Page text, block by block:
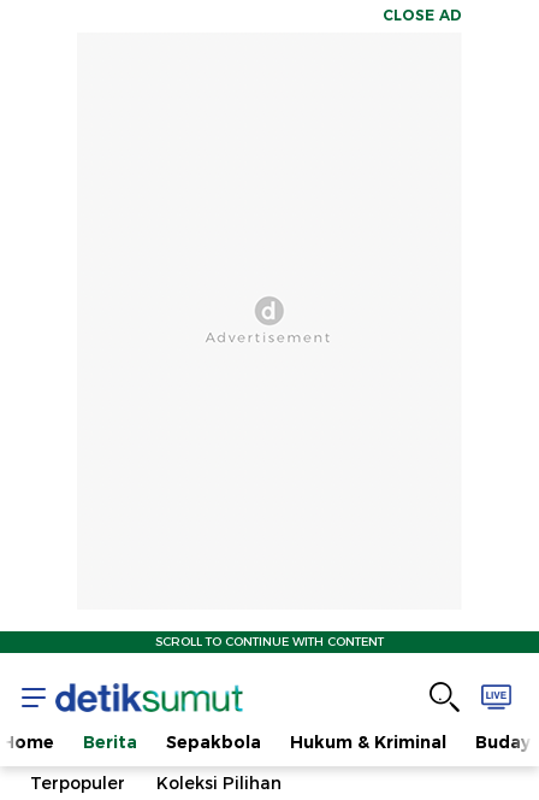
CLOSE AD
SCROLL TO CONTINUE WITH CONTENT
Home Berita Sepakbola Hukum & Kriminal
Terpopuler
Koleksi Pilihan